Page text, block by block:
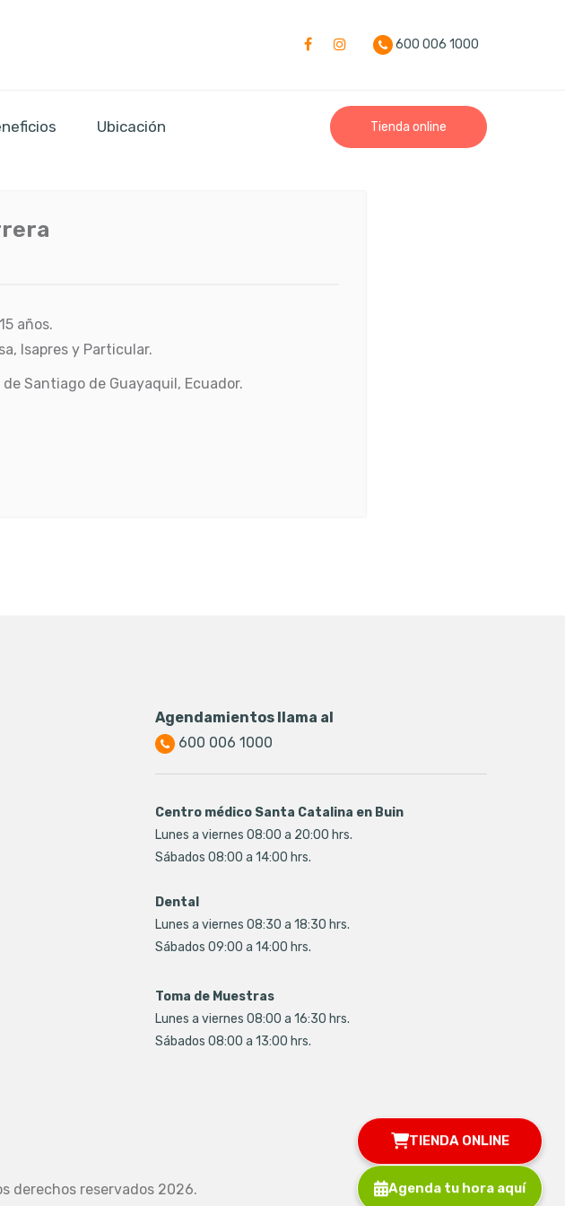
600 006 1000
Ubicación Tienda online
años.
Isapres y Particular.
Santiago de Guayaquil, Ecuador.
Agendamientos llama al
600 006 1000
Centro médico Santa Catalina en Buin
Lunes a viernes 08:00 a 20:00 hrs.
Sábados 08:00 a 14:00 hrs.
Dental
Lunes a viernes 08:30 a 18:30 hrs.
Sábados 09:00 a 14:00 hrs.
Toma de Muestras
Lunes a viernes 08:00 a 16:30 hrs.
Sábados 08:00 a 13:00 hrs.
derechos reservados 2026.
TIENDA ONLINE
Agenda tu hora aquí